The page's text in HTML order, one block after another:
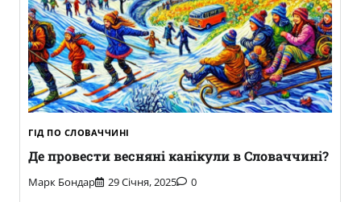
ГІД ПО СЛОВАЧЧИНІ
Де провести весняні канікули в Словаччині?
Марк Бондар 29 Січня, 2025 0